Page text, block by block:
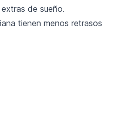
de sueño.
tienen menos retrasos